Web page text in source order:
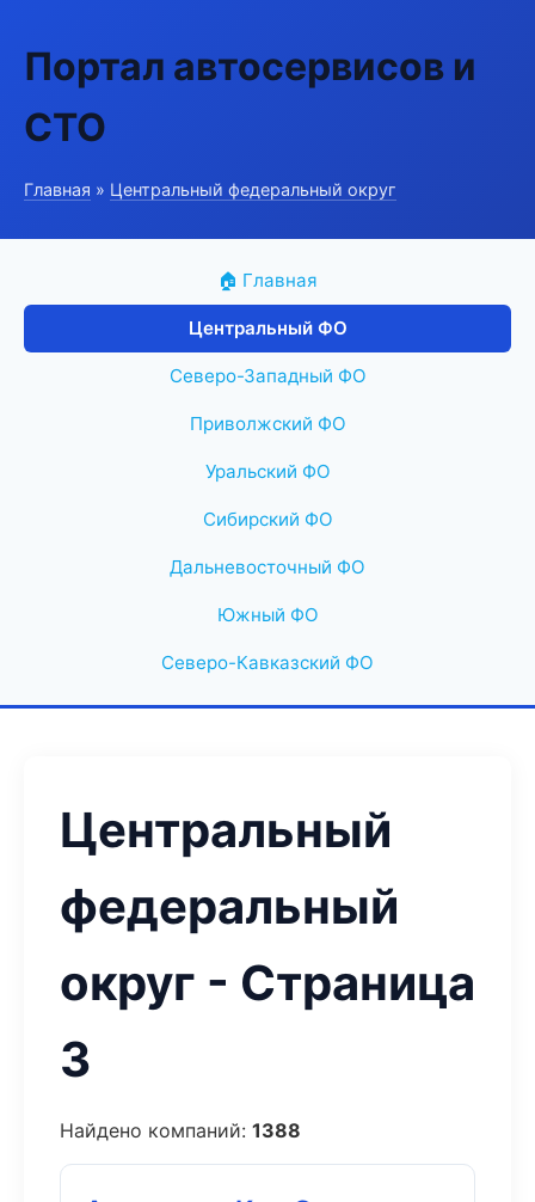
Портал автосервисов и
СТО
Главная » Центральный федеральный округ
🏠 Главная
Центральный ФО
Северо-Западный ФО
Приволжский ФО
Уральский ФО
Сибирский ФО
Дальневосточный ФО
Южный ФО
Северо-Кавказский ФО
Центральный
федеральный
округ - Страница
3
Найдено компаний: 1388